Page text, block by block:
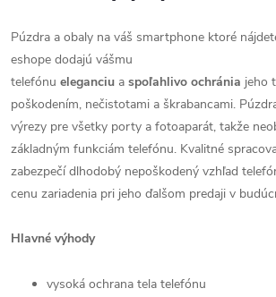
Púzdra a obaly na váš smartphone ktoré
eshope dodajú vášmu
telefónu eleganciu a spoľahlivo ochránia jeho
poškodením, nečistotami a škrabancami.
výrezy pre všetky porty a fotoaparát, takže
základným funkciám telefónu. Kvalitné
zabezpečí dlhodobý nepoškodený vzhľad
cenu zariadenia pri jeho ďalšom predaji v
Hlavné výhody
vysoká ochrana tela telefónu